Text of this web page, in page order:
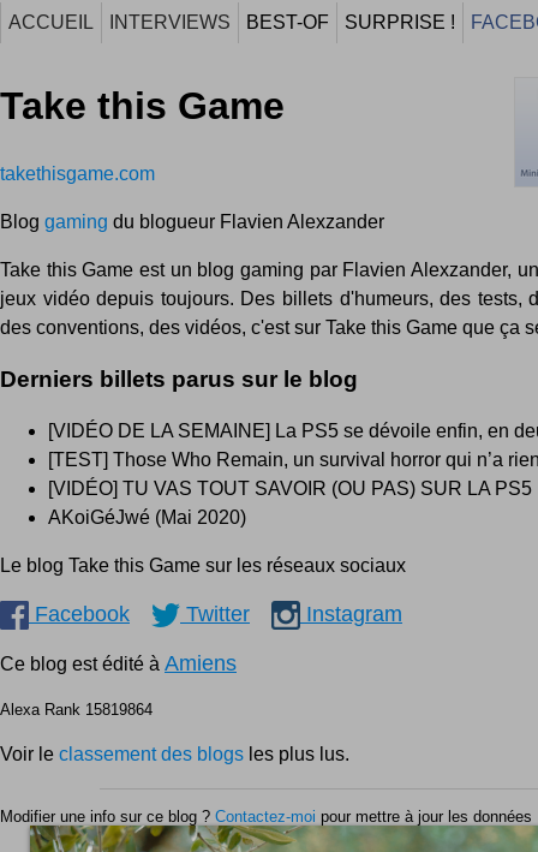
ACCUEIL INTERVIEWS BEST-OF SURPRISE !
Take this Game
takethisgame.com
Blog gaming du blogueur Flavien Alexzander
Take this Game est un blog gaming par Flavien Alexzander,
jeux vidéo depuis toujours. Des billets d'humeurs, des tests,
des conventions, des vidéos, c'est sur Take this Game que ça
Derniers billets parus sur le blog
[VIDÉO DE LA SEMAINE] La PS5 se dévoile enfin, en
[TEST] Those Who Remain, un survival horror qui n’a
[VIDÉO] TU VAS TOUT SAVOIR (OU PAS) SUR LA PS5
AKoiGéJwé (Mai 2020)
Le blog Take this Game sur les réseaux sociaux
Facebook Twitter Instagram
Ce blog est édité à Amiens
Alexa Rank 15819864
Voir le classement des blogs les plus lus.
Modifier une info sur ce blog ? Contactez-moi pour mettre à jour les données